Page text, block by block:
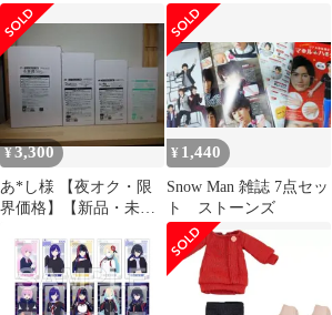
ヨル ロイド 私服フィギ
ュア
ストラップ
「SPY×FAMILY」
¥3,300
あ*し様 【夜オク・限
界価格】【新品・未開
ィギュア 4体セ
¥ 1,440
Snow Man 雑誌 7点セッ
ト ストーンズ